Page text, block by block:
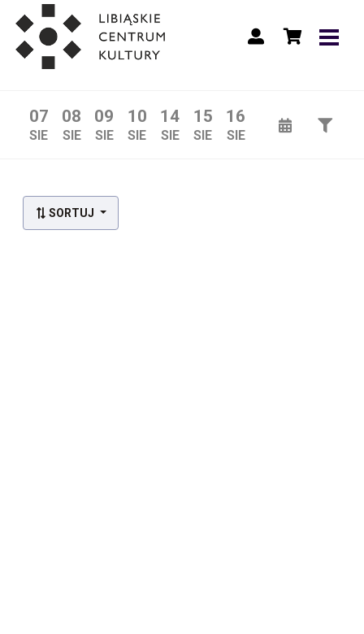
07
SIE
08
SIE
09
SIE
10
SIE
14
SIE
15
SIE
16
SIE
SORTUJ